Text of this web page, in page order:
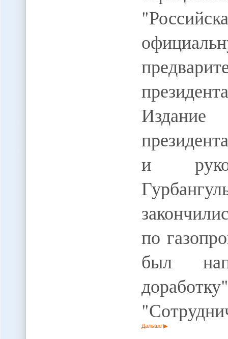
Издание
и
по
был
Дальше